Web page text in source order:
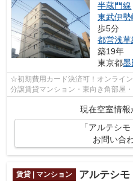
半蔵門線
東武伊勢
歩5分
都営浅草
築19年
東京都墨
☆初期費用カード決済可！オンラ
分譲賃貸マンション・東向き角部屋
現在空室情報
「アルテシ
お問い合
賃貸 | マンション アルテシ